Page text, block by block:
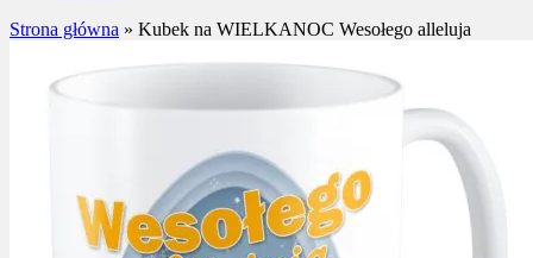
Strona główna » Kubek na WIELKANOC Wesołego alleluja